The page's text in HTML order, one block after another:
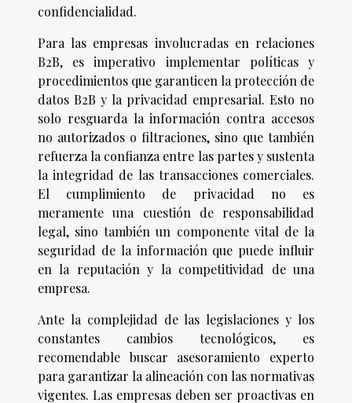
confidencialidad.
Para las empresas involucradas en relaciones
B2B, es imperativo implementar políticas y
procedimientos que garanticen la protección de
datos B2B y la privacidad empresarial. Esto no
solo resguarda la información contra accesos
no autorizados o filtraciones, sino que también
refuerza la confianza entre las partes y sustenta
la integridad de las transacciones comerciales.
El cumplimiento de privacidad no es
meramente una cuestión de responsabilidad
legal, sino también un componente vital de la
seguridad de la información que puede influir
en la reputación y la competitividad de una
empresa.
Ante la complejidad de las legislaciones y los
constantes cambios tecnológicos, es
recomendable buscar asesoramiento experto
para garantizar la alineación con las normativas
vigentes. Las empresas deben ser proactivas en